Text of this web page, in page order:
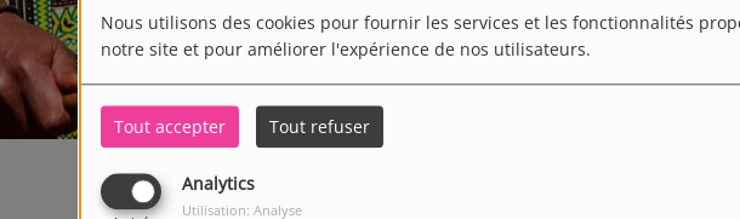
Nous utilisons des cookies pour fournir les services et les fonctionnalités
notre site et pour améliorer l'expérience de nos utilisateurs.
Tout accepter Tout refuser
Analytics
Utilisation: Analyse